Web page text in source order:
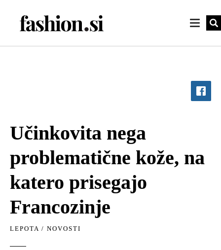
Učinkovita nega
problematične kože, na
katero prisegajo
Francozinje
LEPOTA / NOVOSTI